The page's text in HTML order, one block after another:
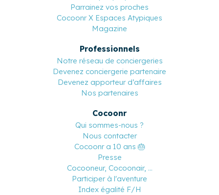
Parrainez vos proches
Cocoonr X Espaces Atypiques
Magazine
Professionnels
Notre réseau de conciergeries
Devenez conciergerie partenaire
Devenez apporteur d’affaires
Nos partenaires
Cocoonr
Qui sommes-nous ?
Nous contacter
Cocoonr a 10 ans 🎂
Presse
Cocooneur, Cocoonair, ...
Participer à l'aventure
Index égalité F/H